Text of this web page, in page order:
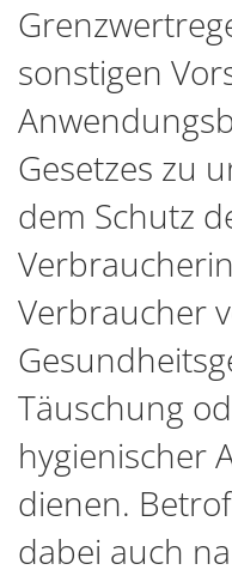
sonstigen
Gesetzes zu
dem Schutz
Verbraucher
Täuschung
hygienischer
dienen.
dabei auch